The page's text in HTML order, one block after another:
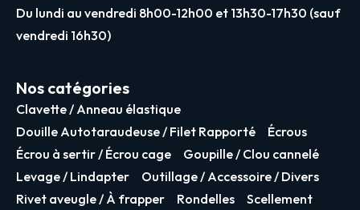
Du lundi au vendredi 8h00-12h00 et 13h30-17h30 (sauf
vendredi 16h30)
Nos catégories
Clavette / Anneau élastique
Douille Autotaraudeuse / Filet Rapporté
Écrous
Écrou à sertir / Écrou cage
Goupille / Clou cannelé
Levage / Lindapter
Outillage / Accessoire / Divers
Rivet aveugle / À frapper
Rondelles
Scellement